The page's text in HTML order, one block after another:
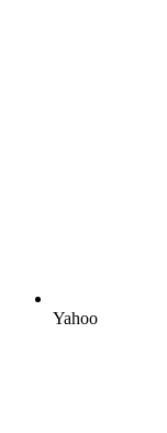
Yahoo